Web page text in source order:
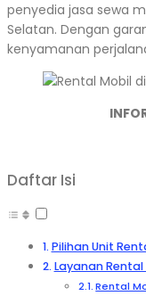
penyedia jasa sewa
Selatan. Dengan
kenyamanan
Daftar Isi
Pilihan Unit
Layanan
Rental